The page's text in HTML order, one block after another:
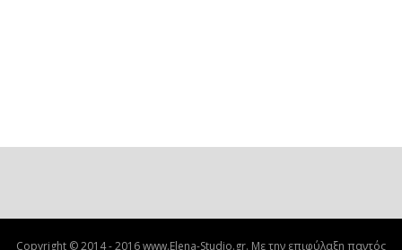
Copyright © 2014 - 2016 www.Elena-Studio.gr. Με την επιφύλαξη παντός